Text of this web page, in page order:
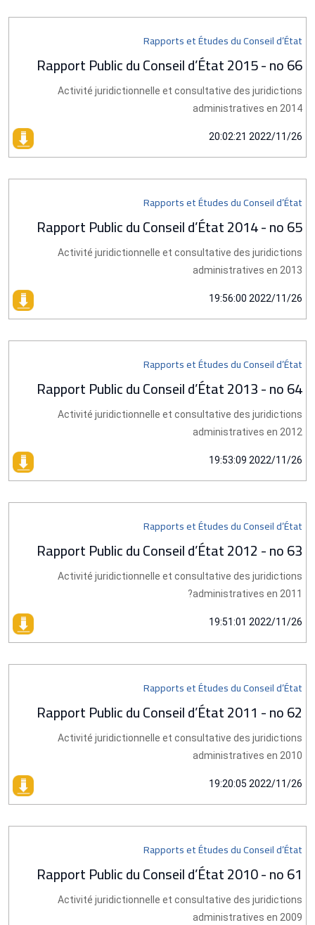
Rapports et Études du Conseil d’État
Rapport Public du Conseil d’État 2015 - no 66
Activité juridictionnelle et consultative des juridictions
administratives en 2014
2022/11/26 20:02:21
Rapports et Études du Conseil d’État
Rapport Public du Conseil d’État 2014 - no 65
Activité juridictionnelle et consultative des juridictions
administratives en 2013
2022/11/26 19:56:00
Rapports et Études du Conseil d’État
Rapport Public du Conseil d’État 2013 - no 64
Activité juridictionnelle et consultative des juridictions
administratives en 2012
2022/11/26 19:53:09
Rapports et Études du Conseil d’État
Rapport Public du Conseil d’État 2012 - no 63
Activité juridictionnelle et consultative des juridictions
administratives en 2011?
2022/11/26 19:51:01
Rapports et Études du Conseil d’État
Rapport Public du Conseil d’État 2011 - no 62
Activité juridictionnelle et consultative des juridictions
administratives en 2010
2022/11/26 19:20:05
Rapports et Études du Conseil d’État
Rapport Public du Conseil d’État 2010 - no 61
Activité juridictionnelle et consultative des juridictions
administratives en 2009